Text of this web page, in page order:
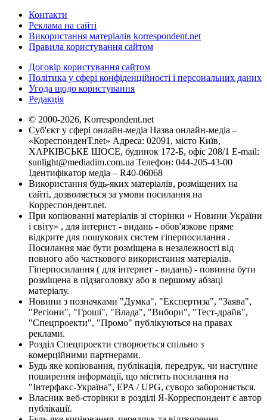
Контакти
Реклама на сайті
Використання матеріалів korrespondent.net
Правила користування сайтом
Договір користування сайтом
Політика у сфері конфіденційності і персональних даних
Угода щодо користування
Редакція
© 2000-2026, Korrespondent.net
Суб'єкт у сфері онлайн-медіа Назва онлайн-медіа –
«КореспонденТ.net» Адреса: 02091, місто Київ,
ХАРКІВСЬКЕ ШОСЕ, будинок 172-Б, офіс 208/1 E-mail:
sunlight@mediadim.com.ua Телефон: 044-205-43-00
Ідентифікатор медіа – R40-06068
Використання будь-яких матеріалів, розміщених на
сайті, дозволяється за умови посилання на
Корреспондент.net.
При копіюванні матеріалів зі сторінки « Новини України
і світу» , для інтернет - видань - обов'язкове пряме
відкрите для пошукових систем гіперпосилання .
Посилання має бути розміщена в незалежності від
повного або часткового використання матеріалів.
Гіперпосилання ( для інтернет - видань) - повинна бути
розміщена в підзаголовку або в першому абзаці
матеріалу.
Новини з позначками "Думка", "Експертиза", "Заява",
"Регіони", "Гроші", "Влада", "Вибори", "Тест-драйв",
"Спецпроекти", "Промо" публікуються на правах
реклами.
Розділ Спецпроекти створюється спільно з
комерційними партнерами.
Будь яке копіювання, публікація, передрук, чи наступне
поширення інформації, що містить посилання на
"Інтерфакс-Україна", EPA / UPG, суворо забороняється.
Власник веб-сторінки в розділі Я-Корреспондент є автор
публікації.